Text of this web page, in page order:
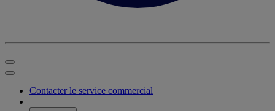
Contacter le service commercial